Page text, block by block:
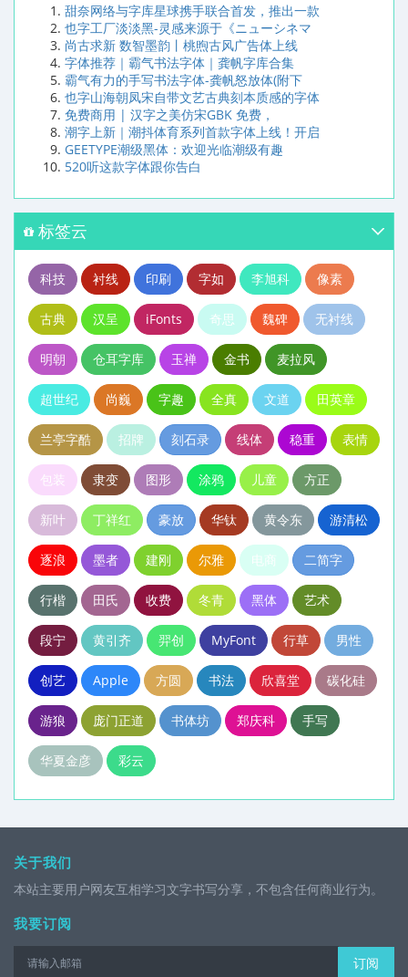
甜奈网络与字库星球携手联合首发，推出一款
也字工厂淡淡黑-灵感来源于《ニューシネマ
尚古求新 数智墨韵丨桃煦古风广告体上线
字体推荐｜霸气书法字体｜龚帆字库合集
霸气有力的手写书法字体-龚帆怒放体(附下
也字山海朝凤宋自带文艺古典刻本质感的字体
免费商用 | 汉字之美仿宋GBK 免费，
潮字上新｜潮抖体育系列首款字体上线！开启
GEETYPE潮级黑体：欢迎光临潮级有趣
520听这款字体跟你告白
标签云
科技 衬线 印刷 字如 李旭科 像素
古典 汉呈 iFonts 奇思 魏碑 无衬线
明朝 仓耳字库 玉禅 金书 麦拉风
超世纪 尚巍 字趣 全真 文道 田英章
兰亭字酷 招牌 刻石录 线体 稳重 表情
包装 隶变 图形 涂鸦 儿童 方正
新叶 丁祥红 豪放 华钛 黄令东 游清松
逐浪 墨者 建刚 尔雅 电商 二简字
行楷 田氏 收费 冬青 黑体 艺术
段宁 黄引齐 羿创 MyFont 行草 男性
创艺 Apple 方圆 书法 欣喜堂 碳化硅
游狼 庞门正道 书体坊 郑庆科 手写
华夏金彦 彩云
关于我们
本站主要用户网友互相学习文字书写分享，不包含任何商业行为。
我要订阅
订阅